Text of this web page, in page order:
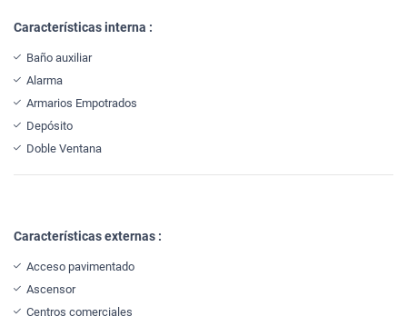
Características interna :
Baño auxiliar
Alarma
Armarios Empotrados
Depósito
Doble Ventana
Características externas :
Acceso pavimentado
Ascensor
Centros comerciales